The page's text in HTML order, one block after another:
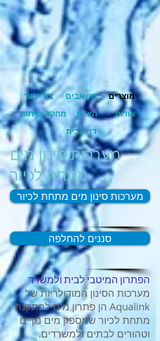
צור קשר
מחקר ופיתוח
משאבים
הצוות
מוצרים
אודות
דף הבית
מערכות סינון מים
מתחת לכיור
מערכות סינון מים מתחת לכיור
סננים להחלפה
הפתרון המיטבי לבית ולמשרד
מערכות הסינון המודולריות של
Aqualink הן פתרון מים להתקנה
מתחת לכיור שמספק מים נקיים
וטהורים לבתים ולמשרדים.